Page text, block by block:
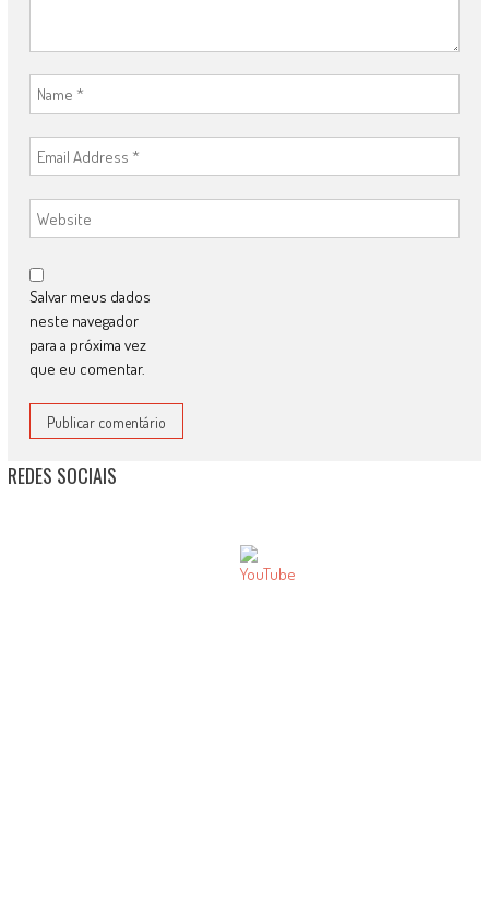
Salvar meus dados
neste navegador
para a próxima vez
que eu comentar.
REDES SOCIAIS